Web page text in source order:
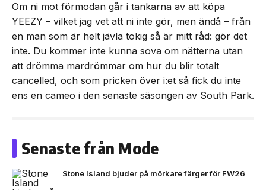
Om ni mot förmodan går i tankarna av att köpa
YEEZY – vilket jag vet att ni inte gör, men ändå – från
en man som är helt jävla tokig så är mitt råd: gör det
inte. Du kommer inte kunna sova om nätterna utan
att drömma mardrömmar om hur du blir totalt
cancelled, och som pricken över i:et så fick du inte
ens en cameo i den senaste säsongen av South Park.
Senaste från Mode
Stone Island bjuder på mörkare färger för FW26